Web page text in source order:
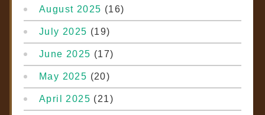
August 2025 (16)
July 2025 (19)
June 2025 (17)
May 2025 (20)
April 2025 (21)